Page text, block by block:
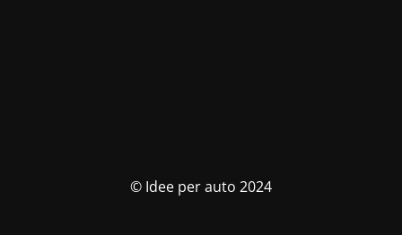
© Idee per auto 2024